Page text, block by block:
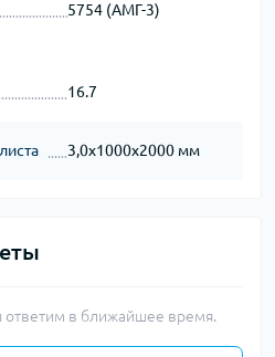
5754 (АМГ-3)
16.7
3,0х1000х2000 мм
ответим в ближайшее время.